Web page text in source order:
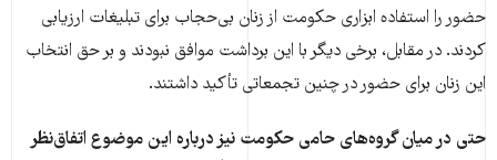
حضور را استفاده ابزاری حکومت از زنان بی‌حجاب برای تبلیغات ارزیابی
کردند. در مقابل، برخی دیگر با این برداشت موافق نبودند و بر حق انتخاب
این زنان برای حضور در چنین تجمعاتی تأکید داشتند.
حتی در میان گروه‌های حامی حکومت نیز درباره این موضوع اتفاق‌نظر